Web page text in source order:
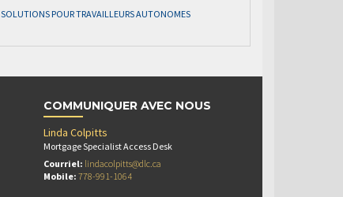
SOLUTIONS POUR TRAVAILLEURS AUTONOMES
COMMUNIQUER AVEC NOUS
Linda Colpitts
Mortgage Specialist Access Desk
Courriel: lindacolpitts@dlc.ca
Mobile: 778-991-1064